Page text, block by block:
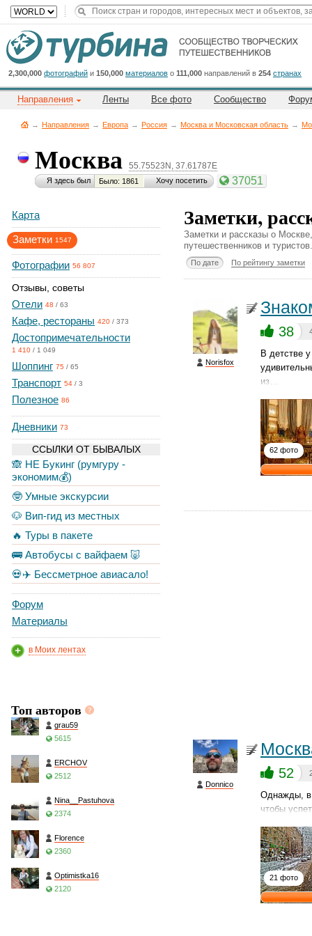
2,300,000 фотографий и 150,000 материалов о 111,000 направлений в 254 странах
Направления Ленты Все фото Сообщество
→ Направления → Европа → Россия → Москва и Московская область →
Москва 55.75523N, 37.61787E
Я здесь был Было: 1861 Хочу посетить 37051
Карта
Заметки 1547
Фотографии 56 807
Отзывы, советы
Отели 48 / 63
Кафе, рестораны 420 / 373
Достопримечательности
1 410 / 1 049
Шоппинг 75 / 65
Транспорт 54 / 3
Полезное 86
Дневники 73
ССЫЛКИ ОТ БЫВАЛЫХ
🙈 НЕ Букинг (румгуру -
экономим💰)
🤓 Умные экскурсии
🐶 Вип-гид из местных
🔥 Туры в пакете
🚌 Автобусы с вайфаем 🐷
💀✈️ Бессметрное авиасало!
Форум
Материалы
в Моих лентах
Топ авторов
grau59
5615
ERCHOV
2512
Nina__Pastuhova
2374
Florence
2360
Optimistka16
2120
Заметки,
Заметки и рассказы о
путешественников и
По дате По рейтингу заметки
Norisfox
38
В детстве
из…
62 фото
Donnico
52
Однажды, в
чтобы
21 фото
Cейчас
на
сайте:
Title
Button